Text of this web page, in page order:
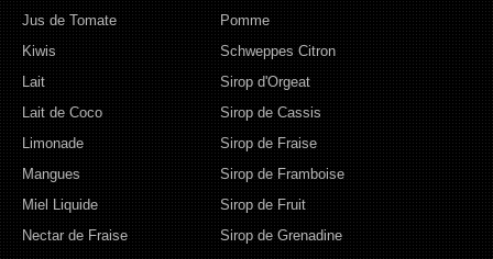
Jus de Tomate
Kiwis
Lait
Lait de Coco
Limonade
Mangues
Miel Liquide
Nectar de Fraise
Pomme
Schweppes Citron
Sirop d'Orgeat
Sirop de Cassis
Sirop de Fraise
Sirop de Framboise
Sirop de Fruit
Sirop de Grenadine